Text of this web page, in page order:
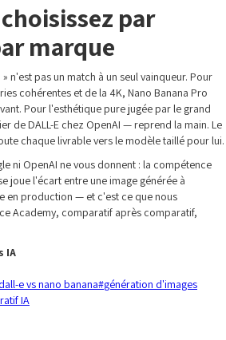
par
marque
» n'est pas un match à un seul vainqueur. Pour
cohérentes et de la 4K, Nano Banana Pro
Pour l'esthétique pure jugée par le grand
de DALL-E chez OpenAI — reprend la main. Le
chaque livrable vers le modèle taillé pour lui.
ni OpenAI ne vous donnent : la compétence
joue l'écart entre une image générée à
en production — et c'est ce que nous
Academy, comparatif après comparatif,
IA
dall-e vs nano banana#génération d'images
IA